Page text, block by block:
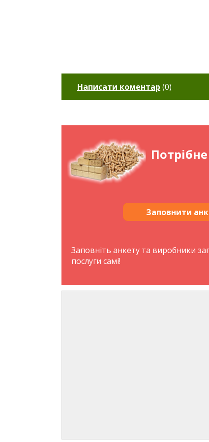
Написати коментар (0)
Заповнити
Заповніть анкету та виробники
послуги самі!